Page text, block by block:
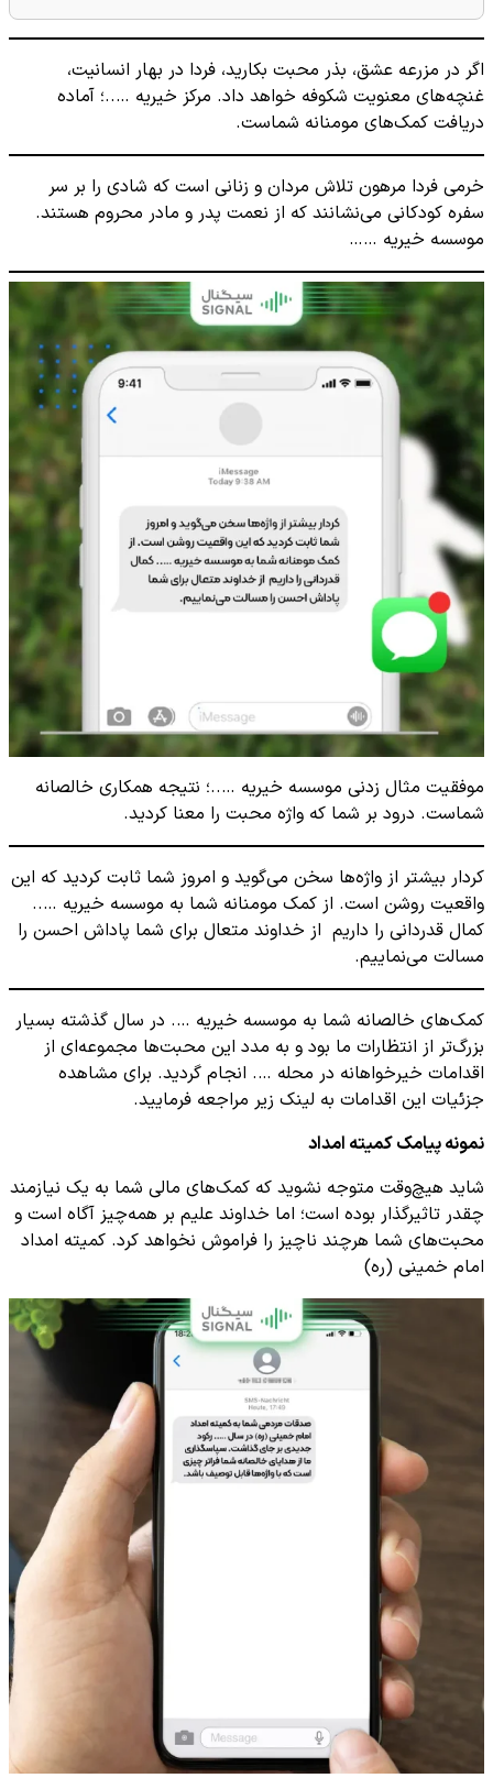
اگر در مزرعه عشق، بذر محبت بکارید، فردا در بهار انسانیت،
غنچه‌های معنویت شکوفه خواهد داد. مرکز خیریه …..؛ آماده
دریافت کمک‌های مومنانه شماست.
خرمی فردا مرهون تلاش مردان و زنانی است که شادی را بر سر
سفره کودکانی می‌نشانند که از نعمت پدر و مادر محروم هستند.
موسسه خیریه ……
موفقیت مثال زدنی موسسه خیریه …..؛ نتیجه همکاری خالصانه
شماست. درود بر شما که واژه محبت را معنا کردید.
کردار بیشتر از واژه‌ها سخن می‌گوید و امروز شما ثابت کردید که این
واقعیت روشن است. از کمک مومنانه شما به موسسه خیریه …..
کمال قدردانی را داریم از خداوند متعال برای شما پاداش احسن را
مسالت می‌نماییم.
کمک‌های خالصانه شما به موسسه خیریه …. در سال گذشته بسیار
بزرگ‌تر از انتظارات ما بود و به مدد این محبت‌ها مجموعه‌ای از
اقدامات خیرخواهانه در محله …. انجام گردید. برای مشاهده
جزئیات این اقدامات به لینک زیر مراجعه فرمایید.
نمونه پیامک کمیته امداد
شاید هیچ‌وقت متوجه نشوید که کمک‌های مالی شما به یک نیازمند
چقدر تاثیرگذار بوده است؛ اما خداوند علیم بر همه‌چیز آگاه است و
محبت‌های شما هرچند ناچیز را فراموش نخواهد کرد. کمیته امداد
امام خمینی (ره)